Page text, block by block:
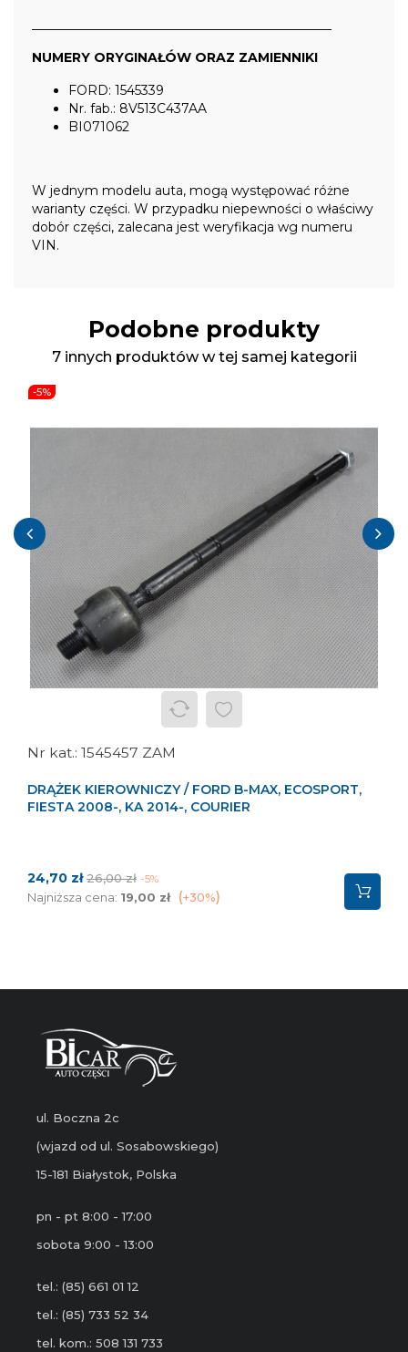
NUMERY ORYGINAŁÓW ORAZ ZAMIENNIKI
FORD: 1545339
Nr. fab.: 8V513C437AA
BI071062
W jednym modelu auta, mogą występować różne
warianty części. W przypadku niepewności o właściwy
dobór części, zalecana jest weryfikacja wg numeru
VIN.
Podobne produkty
7 innych produktów w tej samej kategorii
-5%
1545457 ZAM
DRĄŻEK KIEROWNICZY / FORD B-MAX, ECOSPORT,
FIESTA 2008-, KA 2014-, COURIER
Cena
24,70 zł Cena
podstawowa
26,00 zł -5%
Najniższa cena: 19,00 zł +30%
‹ ›
ul. Boczna 2c
(wjazd od ul. Sosabowskiego)
15-181 Białystok, Polska
pn - pt 8:00 - 17:00
sobota 9:00 - 13:00
tel.: (85) 661 01 12
tel.: (85) 733 52 34
tel. kom.: 508 131 733